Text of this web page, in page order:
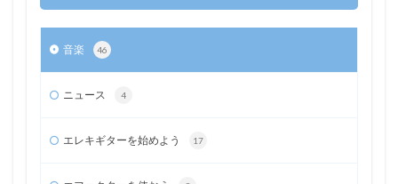
音楽 46
ニュース 4
エレキギターを始めよう 17